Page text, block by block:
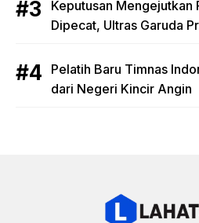
Keputusan Mengejutkan
Dipecat, Ultras Garuda
Pelatih Baru Timnas
dari Negeri Kincir Angin